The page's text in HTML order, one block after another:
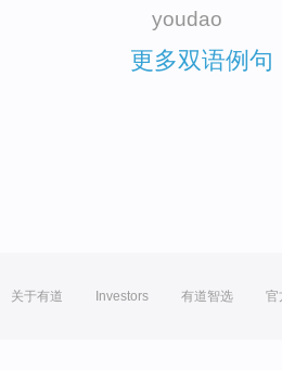
youdao
更多双语例句
关于有道 Investors 有道智选 官